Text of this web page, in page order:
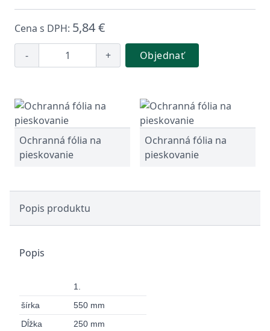
Cena s DPH: 5,84 €
- + Objednať
Ochranná fólia na
pieskovanie
Ochranná fólia na
pieskovanie
Popis produktu
Popis
1.
šírka
550 mm
Dĺžka
250 mm